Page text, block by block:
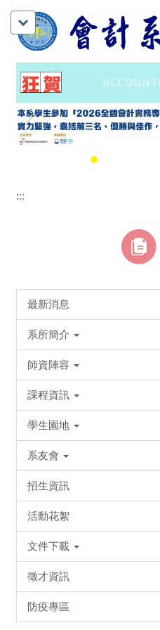
:::
最新消息
系所簡介
師資陣容
課程資訊
學生園地
系友會
招生資訊
活動花絮
文件下載
徵才資訊
防疫專區